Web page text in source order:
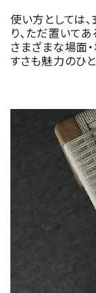
使い方としては
り、ただ置いて
さまざまな場面
すさも魅力のひと